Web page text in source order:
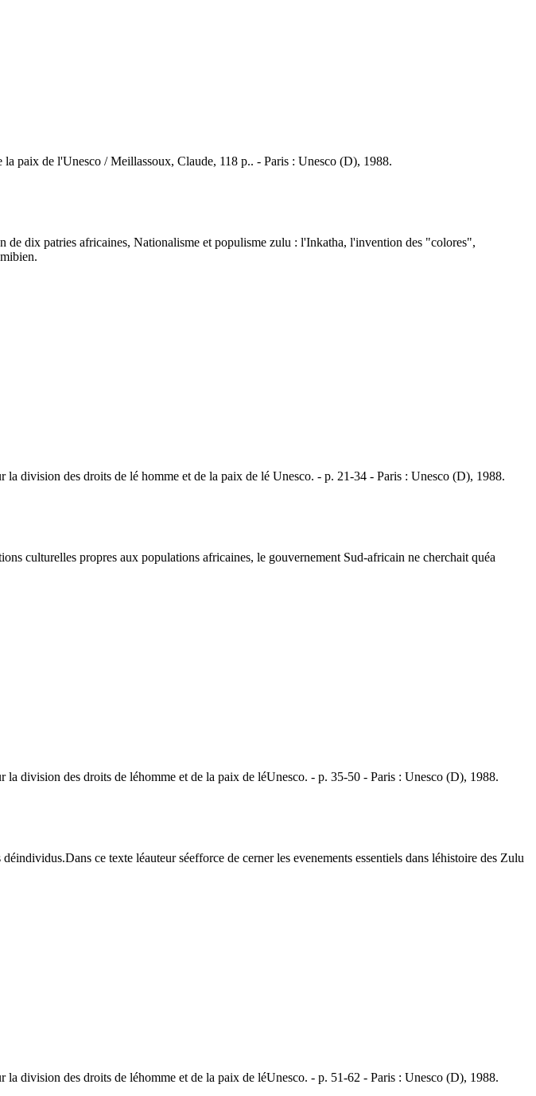
paix de l'Unesco / Meillassoux, Claude, 118 p.. - Paris : Unesco (D), 1988.
dix patries africaines, Nationalisme et populisme zulu : l'Inkatha, l'invention des "colores",
des droits de lé homme et de la paix de lé Unesco. - p. 21-34 - Paris : Unesco (D), 1988.
culturelles propres aux populations africaines, le gouvernement Sud-africain ne cherchait quéa
des droits de léhomme et de la paix de léUnesco. - p. 35-50 - Paris : Unesco (D), 1988.
ce texte léauteur séefforce de cerner les evenements essentiels dans léhistoire des Zulu
des droits de léhomme et de la paix de léUnesco. - p. 51-62 - Paris : Unesco (D), 1988.